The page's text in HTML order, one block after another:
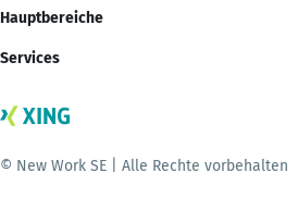
Hauptbereiche
Services
© New Work SE | Alle Rechte vorbehalten